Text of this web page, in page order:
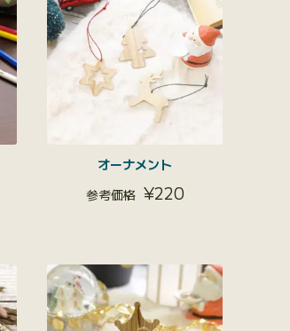
オーナメント
¥220